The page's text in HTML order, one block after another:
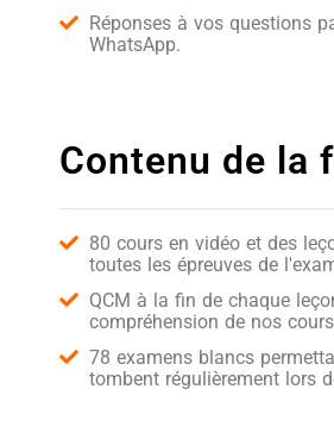
Réponses à vos questions
WhatsApp.
Contenu de la
80 cours en vidéo et des
toutes les épreuves de
QCM à la fin de chaque
compréhension de nos
78 examens blancs
tombent régulièrement lors